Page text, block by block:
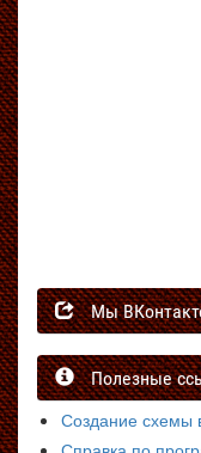
Мы
Полезные
Создание схемы